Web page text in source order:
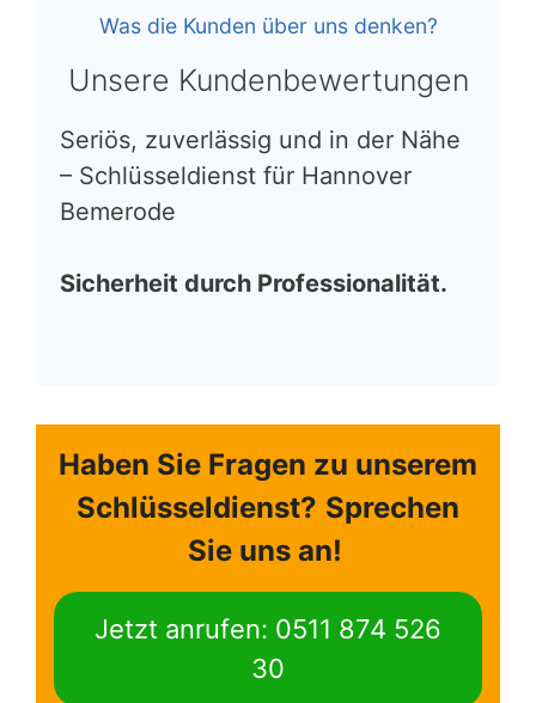
Was die Kunden über uns denken?
Unsere Kundenbewertungen
Seriös, zuverlässig und in der Nähe
– Schlüsseldienst für Hannover
Bemerode
Sicherheit durch Professionalität.
Haben Sie Fragen zu unserem
Schlüsseldienst? Sprechen
Sie uns an!
Jetzt anrufen: 0511 874 526
30